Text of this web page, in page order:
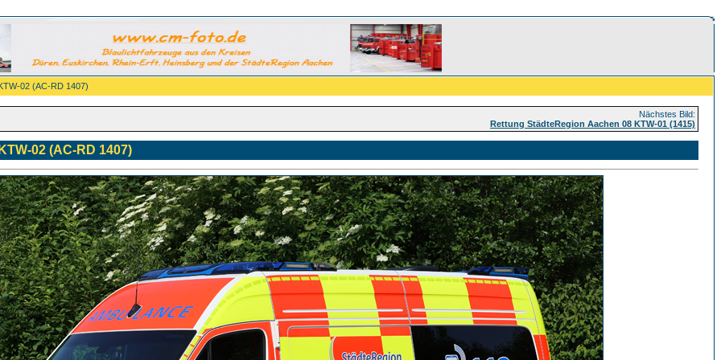
02 (AC-RD 1407)
Nächstes Bild:
Rettung StädteRegion Aachen 08 KTW-01 (1415)
02 (AC-RD 1407)